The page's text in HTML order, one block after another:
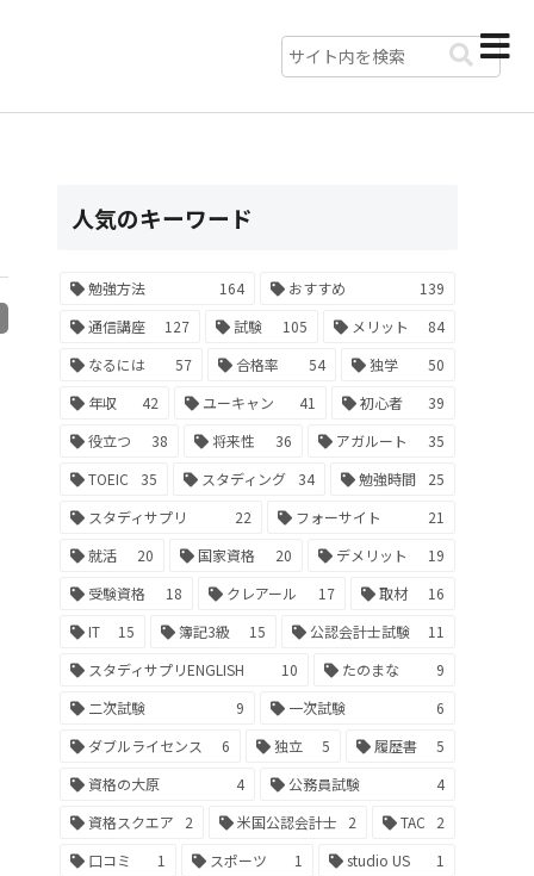
人気のキーワード
勉強方法 164 おすすめ
139
通信講座
127 試験 105 メリット
84
なるには
57 合格率 54 独学
50
年収
42 ユーキャン 41 初心者
39
役立つ
38 将来性 36 アガルート
35
TOEIC
35 スタディング 34 勉強時間
25
スタディサプリ
22 フォーサイト
21
就活
20 国家資格 20 デメリット
19
受験資格
18 クレアール 17 取材
16
IT
15 簿記3級 15 公認会計士試験
11
スタディサプリENGLISH
10 たのまな
9
二次試験
9 一次試験
6
ダブルライセンス
6 独立 5 履歴書
5
資格の大原
4 公務員試験
4
資格スクエア
2 米国公認会計士 2 TAC
2
口コミ
1 スポーツ 1 studio US
1